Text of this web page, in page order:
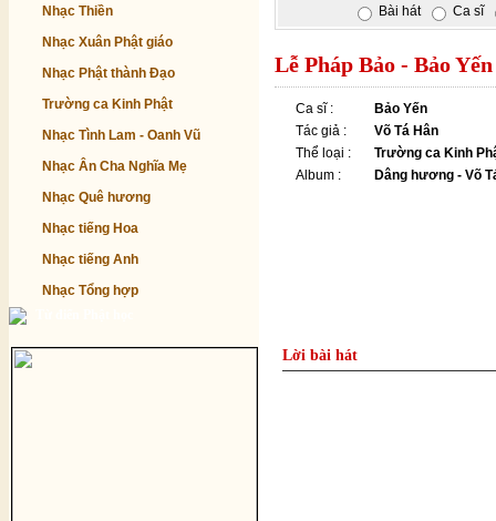
Nhạc Thiền
Nhạc Xuân Phật giáo
Nhạc Phật thành Đạo
Trường ca Kinh Phật
Nhạc Tình Lam - Oanh Vũ
Nhạc Ân Cha Nghĩa Mẹ
Nhạc Quê hương
Nhạc tiếng Hoa
Nhạc tiếng Anh
Nhạc Tổng hợp
Bài hát Ca sĩ
Lễ Pháp Bảo - Bảo Yến
Ca sĩ :
Bảo Yến
Tác giả :
Võ Tá Hân
Thể loại :
Trường ca Kinh
Album :
Dâng hương - Võ
Lời bài hát